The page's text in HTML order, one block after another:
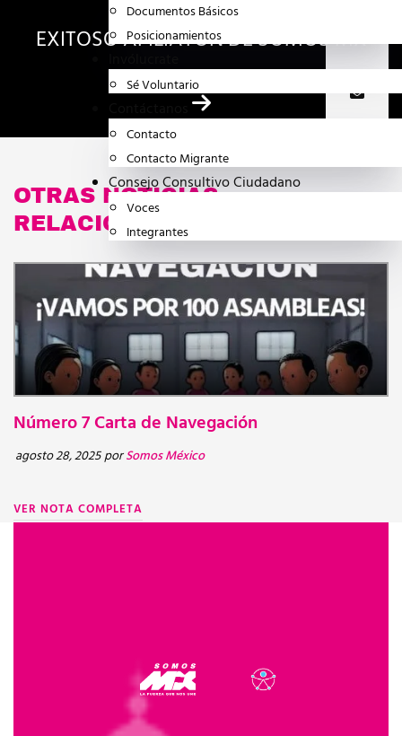
Documentos Básicos
Posicionamientos
Sé Voluntario
Contacto
Contacto Migrante
Consejo Consultivo Ciudadano
Voces
Integrantes
EXITOSO AFILIATÓN DE SOMOS MX
OTRAS NOTICIAS
RELACIONADAS
Número 7 Carta de Navegación
agosto 28, 2025porSomos México
VER NOTA COMPLETA